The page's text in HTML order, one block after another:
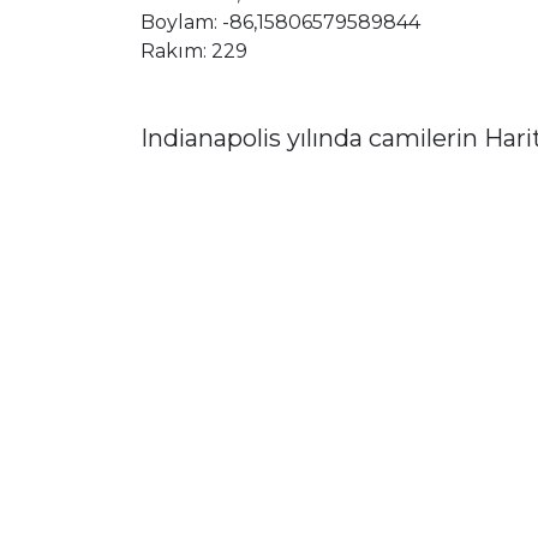
Boylam: -86,15806579589844
Rakım: 229
Indianapolis yılında camilerin